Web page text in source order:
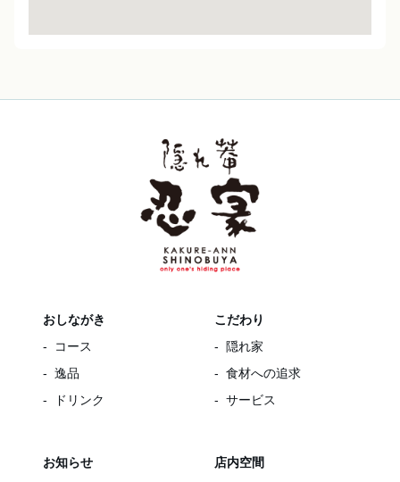
おしながき
コース
逸品
ドリンク
こだわり
隠れ家
食材への追求
サービス
お知らせ 店内空間